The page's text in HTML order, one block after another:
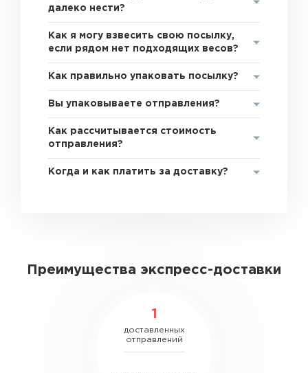
далеко нести?
Как я могу взвесить свою посылку,
если рядом нет подходящих весов?
Как правильно упаковать посылку?
Вы упаковываете отправления?
Как рассчитывается стоимость
отправления?
Когда и как платить за доставку?
Преимущества экспресс-доставки
1
доставленных
отправлений